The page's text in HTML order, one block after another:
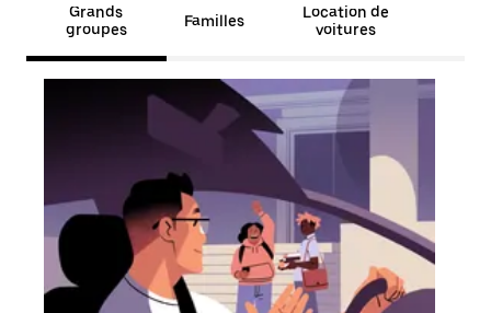
Grands
groupes
Familles
Location de
voitures